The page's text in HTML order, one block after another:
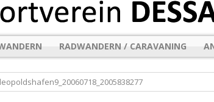
RADWANDERN / CARAVANING